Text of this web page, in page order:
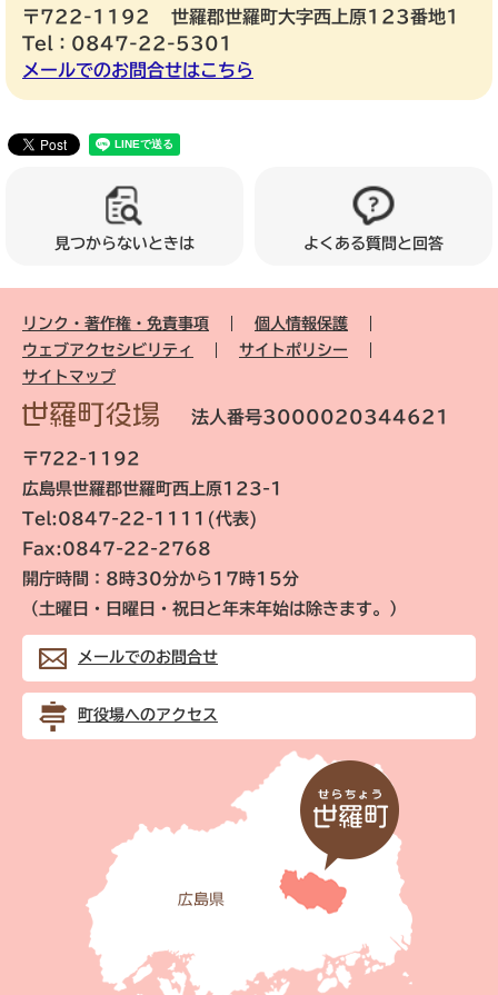
〒722-1192
世羅郡世羅町大字西上原123番地1
Tel：0847-22-5301
メールでのお問合せはこちら
見つからないときは よくある質問と回答
リンク・著作権・免責事項
個人情報保護
ウェブアクセシビリティ
サイトポリシー
サイトマップ
法人番号3000020344621
〒722-1192
広島県世羅郡世羅町西上原123-1
Tel:0847-22-1111(代表)
Fax:0847-22-2768
開庁時間：8時30分から17時15分
（土曜日・日曜日・祝日と年末年始は除きます。）
メールでのお問合せ
町役場へのアクセス